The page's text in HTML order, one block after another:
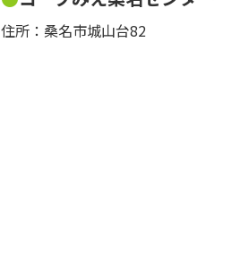
住所：桑名市城山台82